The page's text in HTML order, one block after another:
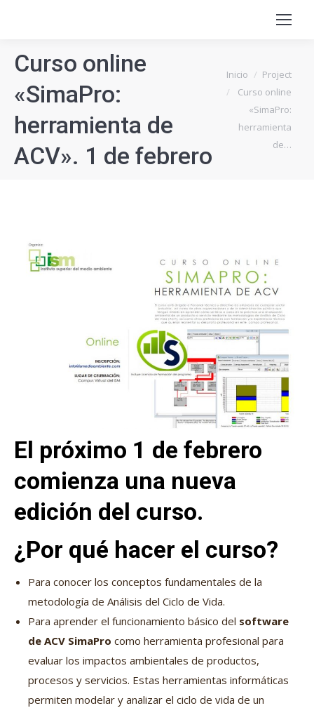
Curso online
«SimaPro:
herramienta de
ACV». 1 de febrero
Estás aquí:
Inicio
Project
Curso online
«SimaPro:
herramienta
de…
El próximo 1 de febrero
comienza una nueva
edición del curso.
¿Por qué hacer el curso?
Para conocer los conceptos fundamentales de la
metodología de Análisis del Ciclo de Vida.
Para aprender el funcionamiento básico del software
de ACV SimaPro como herramienta profesional para
evaluar los impactos ambientales de productos,
procesos y servicios. Estas herramientas informáticas
permiten modelar y analizar el ciclo de vida de un